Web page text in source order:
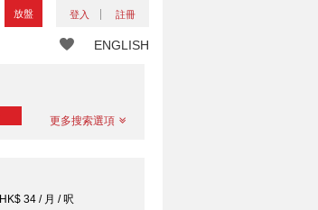
放盤 登入 註冊
ENGLISH
更多搜索選項
HK$ 34 / 月 / 呎